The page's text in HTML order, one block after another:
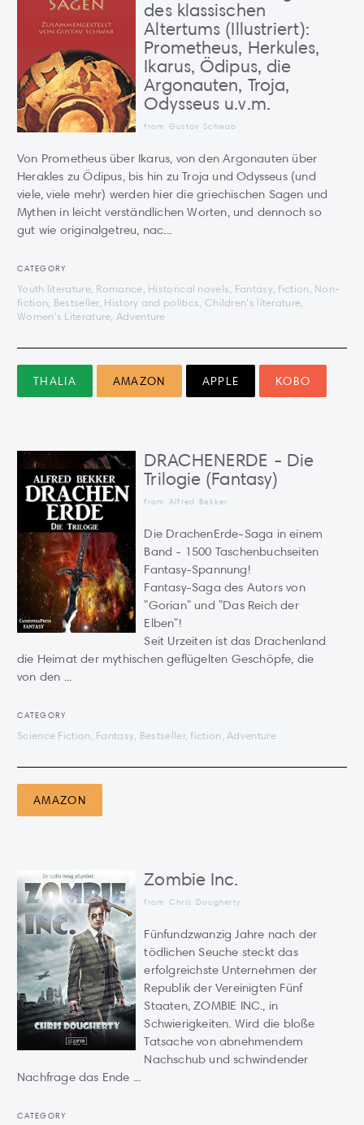
des klassischen
Altertums (Illustriert):
Prometheus, Herkules,
Ikarus, Ödipus, die
Argonauten, Troja,
Odysseus u.v.m.
from Gustav Schwab
Von Prometheus über Ikarus, von den Argonauten über
Herakles zu Ödipus, bis hin zu Troja und Odysseus (und
viele, viele mehr) werden hier die griechischen Sagen und
Mythen in leicht verständlichen Worten, und dennoch so
gut wie originalgetreu, nac...
CATEGORY
Youth literature, Romance, Historical novels, Fantasy, fiction, Non-
fiction, Bestseller, History and politics, Children's literature,
Women's Literature, Adventure
THALIA AMAZON APPLE KOBO
DRACHENERDE - Die
Trilogie (Fantasy)
from Alfred Bekker
Die DrachenErde-Saga in einem
Band - 1500 Taschenbuchseiten
Fantasy-Spannung!
Fantasy-Saga des Autors von
"Gorian" und "Das Reich der
Elben"!
Seit Urzeiten ist das Drachenland
die Heimat der mythischen geflügelten Geschöpfe, die
von den ...
CATEGORY
Science Fiction, Fantasy, Bestseller, fiction, Adventure
AMAZON
Zombie Inc.
from Chris Dougherty
Fünfundzwanzig Jahre nach der
tödlichen Seuche steckt das
erfolgreichste Unternehmen der
Republik der Vereinigten Fünf
Staaten, ZOMBIE INC., in
Schwierigkeiten. Wird die bloße
Tatsache von abnehmendem
Nachschub und schwindender
Nachfrage das Ende ...
CATEGORY